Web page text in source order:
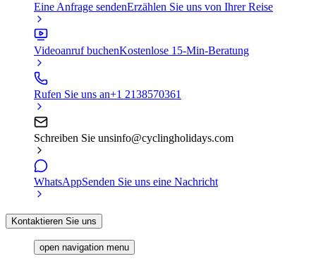
Eine Anfrage sendenErzählen Sie uns von Ihrer Reise
Videoanruf buchenKostenlose 15-Min-Beratung
Rufen Sie uns an+1 2138570361
Schreiben Sie unsinfo@cyclingholidays.com
WhatsAppSenden Sie uns eine Nachricht
Kontaktieren Sie uns
open navigation menu